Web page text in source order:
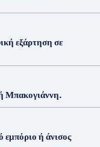
εξάρτηση σε
Μπακογιάννη.
ή άνισος